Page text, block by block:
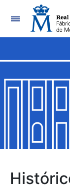
Mostrar/
Mostrar/
Mostrar/